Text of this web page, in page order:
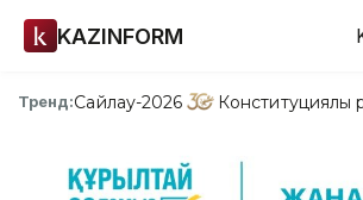
KAZINFORM
Тренд:Сайлау-2026